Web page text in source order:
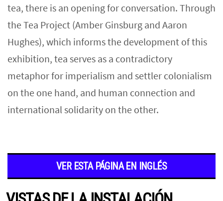
tea, there is an opening for conversation. Through
the Tea Project (Amber Ginsburg and Aaron
Hughes), which informs the development of this
exhibition, tea serves as a contradictory
metaphor for imperialism and settler colonialism
on the one hand, and human connection and
international solidarity on the other.
VER ESTA PÁGINA EN INGLÉS